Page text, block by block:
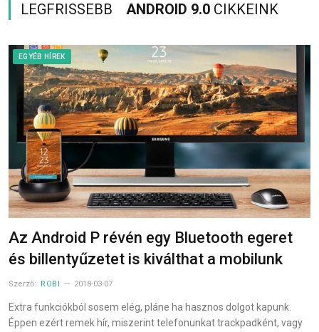
LEGFRISSEBB ANDROID 9.0 CIKKEINK
EGYÉB HÍREK
Az Android P révén egy Bluetooth egeret
és billentyűzetet is kiválthat a mobilunk
Szerző: ROBI 2018-03-07
Extra funkciókból sosem elég, pláne ha hasznos dolgot kapunk.
Éppen ezért remek hír, miszerint telefonunkat trackpadként, vagy